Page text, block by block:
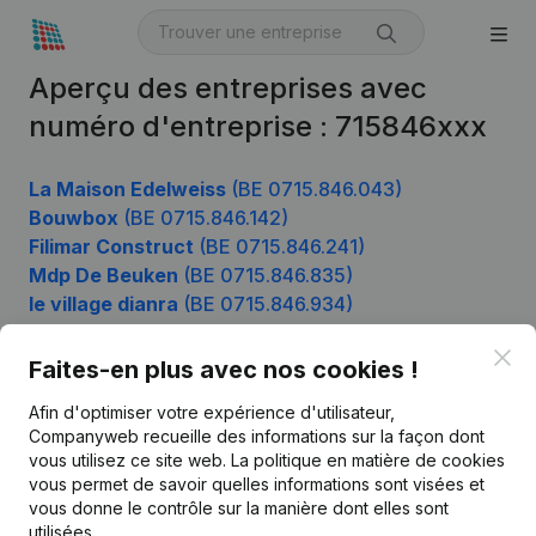
Aperçu des entreprises avec
numéro d'entreprise : 715846xxx
La Maison Edelweiss (BE 0715.846.043)
Bouwbox (BE 0715.846.142)
Filimar Construct (BE 0715.846.241)
Mdp De Beuken (BE 0715.846.835)
le village dianra (BE 0715.846.934)
Faites-en plus avec nos cookies !
Afin d'optimiser votre expérience d'utilisateur,
Companyweb recueille des informations sur la façon dont
vous utilisez ce site web. La politique en matière de cookies
vous permet de savoir quelles informations sont visées et
vous donne le contrôle sur la manière dont elles sont
utilisées.
Français
Informations d’entreprise
Monitoring